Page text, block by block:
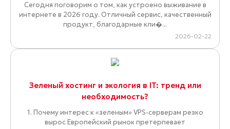
Сегодня поговорим о том, как устроено выживание в
интернете в 2026 году. Отличный сервис, качественный
продукт, благодарные кли�...
2026-02-22
Зеленый хостинг и экология в IT: тренд или
необходимость?
1. Почему интерес к «зеленым» VPS-серверам резко
вырос Европейский рынок претерпевает